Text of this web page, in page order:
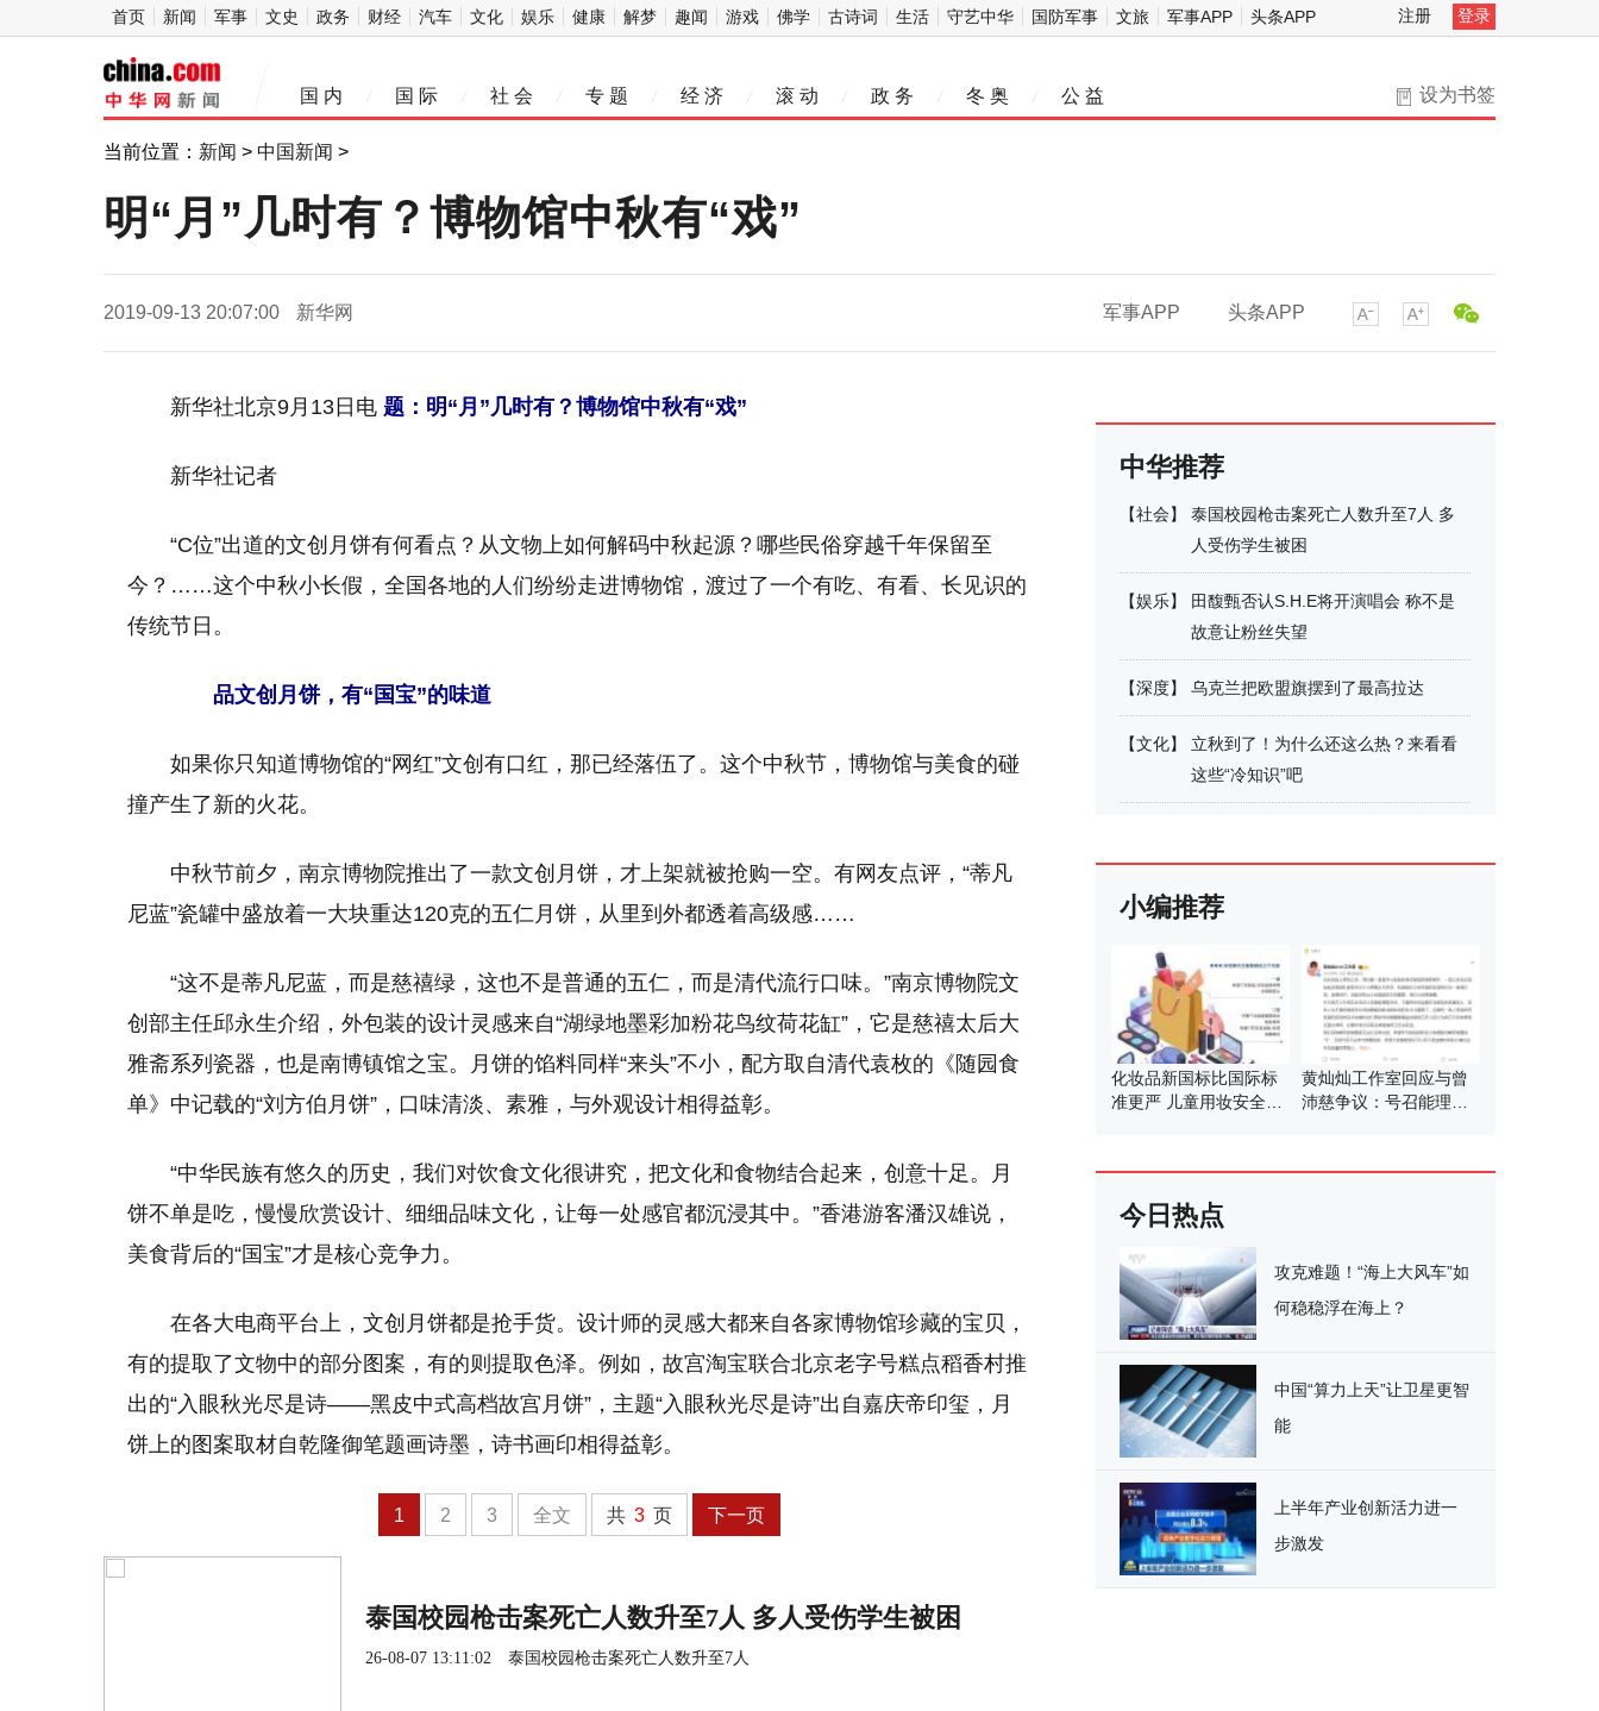
首页 新闻 军事 文史 政务 财经 汽车 文化 娱乐 健康 解梦 趣闻 游戏 佛学 古诗词 生活 守艺中华 国防军事 文旅 军事APP 头条APP 注册 登录
中
华网
设为书签
国 内 国 际 社 会 专 题 经 济 滚 动 政 务 冬 奥 公 益
当前位置： 新闻 > 中国新闻 >
明“月”几时有？博物馆中秋有“戏”
2019-09-13 20:07:00 新华网 军事APP 头条APP
新华社北京9月13日电 题：明“月”几时有？博物馆中秋有“戏”
新华社记者
“C位”出道的文创月饼有何看点？从文物上如何解码中秋起源？哪些民俗穿越千年保留至
今？……这个中秋小长假，全国各地的人们纷纷走进博物馆，渡过了一个有吃、有看、长见识的
传统节日。
品文创月饼，有“国宝”的味道
如果你只知道博物馆的“网红”文创有口红，那已经落伍了。这个中秋节，博物馆与美食的碰
撞产生了新的火花。
中秋节前夕，南京博物院推出了一款文创月饼，才上架就被抢购一空。有网友点评，“蒂凡
尼蓝”瓷罐中盛放着一大块重达120克的五仁月饼，从里到外都透着高级感……
“这不是蒂凡尼蓝，而是慈禧绿，这也不是普通的五仁，而是清代流行口味。”南京博物院文
创部主任邱永生介绍，外包装的设计灵感来自“湖绿地墨彩加粉花鸟纹荷花缸”，它是慈禧太后大
雅斋系列瓷器，也是南博镇馆之宝。月饼的馅料同样“来头”不小，配方取自清代袁枚的《随园食
单》中记载的“刘方伯月饼”，口味清淡、素雅，与外观设计相得益彰。
“中华民族有悠久的历史，我们对饮食文化很讲究，把文化和食物结合起来，创意十足。月
饼不单是吃，慢慢欣赏设计、细细品味文化，让每一处感官都沉浸其中。”香港游客潘汉雄说，
美食背后的“国宝”才是核心竞争力。
在各大电商平台上，文创月饼都是抢手货。设计师的灵感大都来自各家博物馆珍藏的宝贝，
有的提取了文物中的部分图案，有的则提取色泽。例如，故宫淘宝联合北京老字号糕点稻香村推
出的“入眼秋光尽是诗——黑皮中式高档故宫月饼”，主题“入眼秋光尽是诗”出自嘉庆帝印玺，月
饼上的图案取材自乾隆御笔题画诗墨，诗书画印相得益彰。
1 2 3 全文 共 3 页 下一页
泰国校园枪击案死亡人数升至7人 多人受伤学生被困
26-08-07 13:11:02 泰国校园枪击案死亡人数升至7人
中华推荐
【社会】
泰国校园枪击案死亡人数升至7人 多
人受伤学生被困
【娱乐】
田馥甄否认S.H.E将开演唱会 称不是
故意让粉丝失望
【深度】 乌克兰把欧盟旗摆到了最高拉达
【文化】
立秋到了！为什么还这么热？来看看
这些“冷知识”吧
小编推荐
化妆品新国标比国际标
准更严 儿童用妆安全大
黄灿灿工作室回应与曾
沛慈争议：号召能理智
今日热点
攻克难题！“海上大风车”如
何稳稳浮在海上？
中国“算力上天”让卫星更智
能
上半年产业创新活力进一
步激发